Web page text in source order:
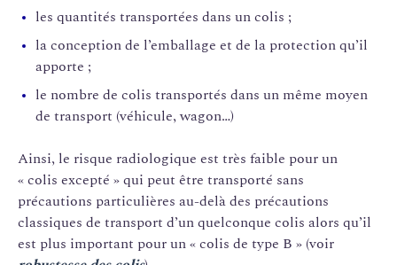
les quantités transportées dans un colis ;
la conception de l’emballage et de la protection qu’il
apporte ;
le nombre de colis transportés dans un même moyen
de transport (véhicule, wagon…)
Ainsi, le risque radiologique est très faible pour un
« colis excepté » qui peut être transporté sans
précautions particulières au-delà des précautions
classiques de transport d’un quelconque colis alors qu’il
est plus important pour un « colis de type B » (voir